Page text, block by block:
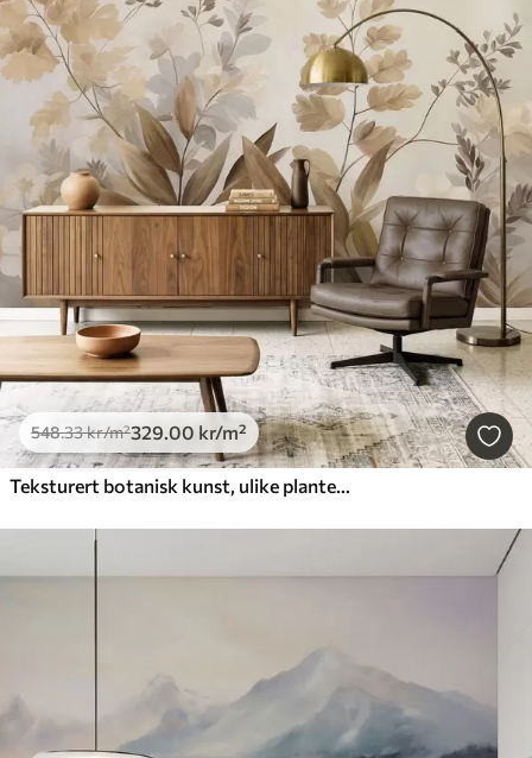
548.33kr/m²329.00 kr/m²
Teksturert botanisk kunst, ulike planter og blader i brune og beige nyanser